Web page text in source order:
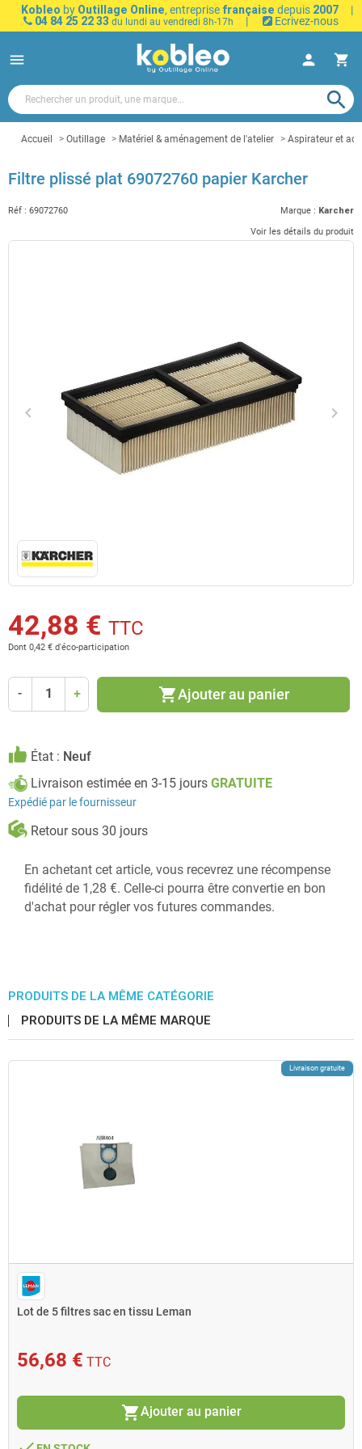
Kobleo by Outillage Online, entreprise française depuis 2007
|
04 84 25 22 33 du lundi au vendredi 8h-17h | Ecrivez-nous
menu person shopping_cart
search
Accueil Outillage Matériel & aménagement de l'atelier Aspirateur et
Filtre plissé plat 69072760 papier Karcher
Réf : 69072760 Marque : Karcher
Voir les détails du produit
Précédent
keyboard_arrow_left keyboard_arrow_right
42,88 € TTC
Dont 0,42 € d'éco-participation
- + shopping_cartAjouter au panier
État : Neuf
Livraison estimée en 3-15 jours GRATUITE
Expédié par le fournisseur
Retour sous 30 jours
En achetant cet article, vous recevrez une récompense
fidélité de 1,28 €. Celle-ci pourra être convertie en bon
d'achat pour régler vos futures commandes.
PRODUITS DE LA MÊME CATÉGORIE
PRODUITS DE LA MÊME MARQUE
Livraison gratuite
Lot de 5 filtres sac en tissu Leman
56,68 € TTC
shopping_cartAjouter au panier